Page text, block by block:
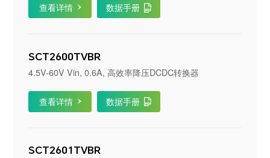
查看详情 数据手册
SCT2600TVBR
4.5V-60V Vin, 0.6A, 高效率降压DCDC转换器
查看详情 数据手册
SCT2601TVBR